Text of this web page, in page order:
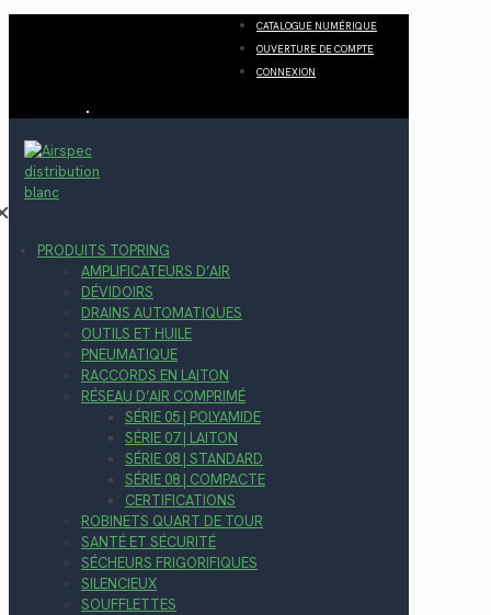
CATALOGUE NUMÉRIQUE
OUVERTURE DE COMPTE
CONNEXION
PRODUITS TOPRING
AMPLIFICATEURS D’AIR
DÉVIDOIRS
DRAINS AUTOMATIQUES
OUTILS ET HUILE
PNEUMATIQUE
RACCORDS EN LAITON
RÉSEAU D’AIR COMPRIMÉ
SÉRIE 05 | POLYAMIDE
SÉRIE 07 | LAITON
SÉRIE 08 | STANDARD
SÉRIE 08 | COMPACTE
CERTIFICATIONS
ROBINETS QUART DE TOUR
SANTÉ ET SÉCURITÉ
SÉCHEURS FRIGORIFIQUES
SILENCIEUX
SOUFFLETTES